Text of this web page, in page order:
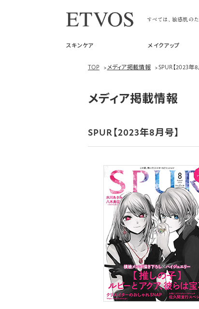
スキンケア メイクアップ
TOP >メディア掲載情報 >SPUR【2023年8
メディア掲載情報
SPUR【2023年8月号】